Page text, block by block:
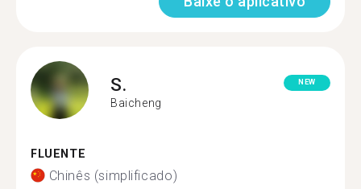
S.
Baicheng
NEW
FLUENTE
Chinês (simplificado)